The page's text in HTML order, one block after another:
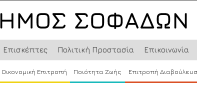
Επισκέπτες Πολιτική Προστασία Επικοινωνία
Οικονομική Επιτροπή Ποιότητα Ζωής Επιτροπή